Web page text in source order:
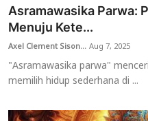
Asramawasika Parwa:
Menuju Kete...
Axel Clement Sison...Aug 7, 2025
"Asramawasika parwa"
memilih hidup sederhana di ...